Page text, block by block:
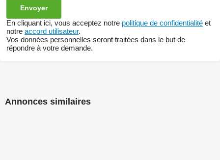
En cliquant ici, vous acceptez notre politique de confidentialité et
notre accord utilisateur.
Vos données personnelles seront traitées dans le but de
répondre à votre demande.
Annonces similaires